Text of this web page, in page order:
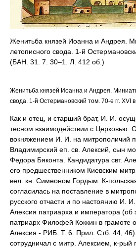
Женитьба князей Иоанна и Андрея.
летописного свода. 1-й
(БАН. 31. 7. 30–1. Л. 412 об.)
Женитьба князей Иоанна и Андрея.
свода. 1-й Остермановский том. 70-е гг.
Как и отец, и старший брат, И. И.
тесном взаимодействии с Церковью.
вокняжением И. И. на митрополичий
Владимирский еп. св. Алексий, сын
Федора Бяконта. Кандидатура свт.
его предшественником Киевским
вел. кн. Симеоном Гордым. К-
согласилась на поставление в
русского отчасти и по настоянию И.
Алексия патриарха и императора (об
патриарх Филофей Коккин в грамоте
Алексия - РИБ. Т. 6. Прил. Стб. 44,
сотрудничал с митр. Алексием, к-рый